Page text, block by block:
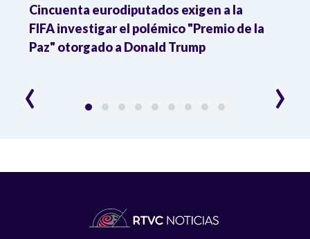
Cincuenta eurodiputados exigen a la
FIFA investigar el polémico "Premio de la
Paz" otorgado a Donald Trump
‹ ›